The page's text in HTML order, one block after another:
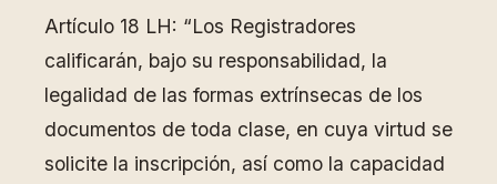
Artículo 18 LH: “Los Registradores
calificarán, bajo su responsabilidad, la
legalidad de las formas extrínsecas de los
documentos de toda clase, en cuya virtud se
solicite la inscripción, así como la capacidad